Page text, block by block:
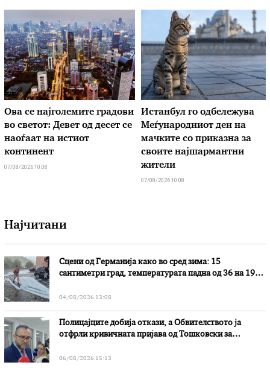
Ова се најголемите градови
во светот: Девет од десет се
наоѓаат на истиот
континент
07/08/2026 10:08
Истанбул го одбележува
Меѓународниот ден на
мачките со приказна за
своите најшармантни
жители
07/08/2026 10:08
Најчитани
Сцени од Германија како во сред зима: 15
сантиметри град, температурата падна од 36 на 19
04/08/2026 13:08
Полицајците добија откази, а Обвителството ја
отфрли кривичната пријава од Тошковски за
06/08/2026 15:13